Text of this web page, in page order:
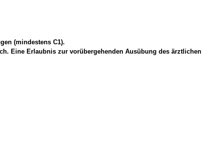
(mindestens C1).
Eine Erlaubnis zur vorübergehenden Ausübung des ärztlichen